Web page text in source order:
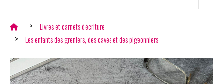
Livres et carnets d'écriture
Les enfants des greniers, des caves et des pigeonniers